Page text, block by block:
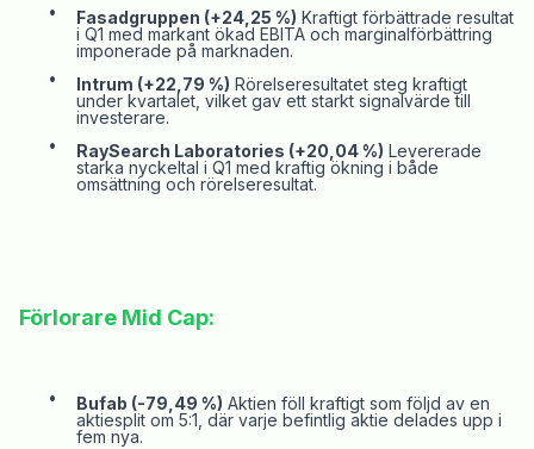
•
Fasadgruppen (+24,25 %) Kraftigt förbättrade resultat
i Q1 med markant ökad EBITA och marginalförbättring
imponerade på marknaden.
•
Intrum (+22,79 %) Rörelseresultatet steg kraftigt
under kvartalet, vilket gav ett starkt signalvärde till
investerare.
•
RaySearch Laboratories (+20,04 %) Levererade
starka nyckeltal i Q1 med kraftig ökning i både
omsättning och rörelseresultat.
Förlorare Mid Cap:
• Bufab (-79,49 %) Aktien föll kraftigt som följd av en
aktiesplit om 5:1, där varje befintlig aktie delades upp i
fem nya.